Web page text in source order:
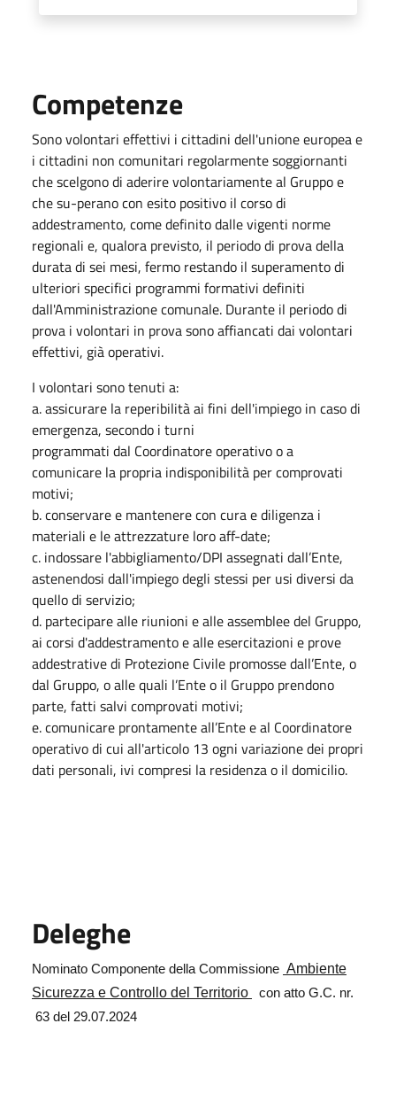
Competenze
Sono volontari effettivi i cittadini dell'unione europea e
i cittadini non comunitari regolarmente soggiornanti
che scelgono di aderire volontariamente al Gruppo e
che su-perano con esito positivo il corso di
addestramento, come definito dalle vigenti norme
regionali e, qualora previsto, il periodo di prova della
durata di sei mesi, fermo restando il superamento di
ulteriori specifici programmi formativi definiti
dall'Amministrazione comunale. Durante il periodo di
prova i volontari in prova sono affiancati dai volontari
effettivi, già operativi.
I volontari sono tenuti a:
a. assicurare la reperibilità ai fini dell'impiego in caso di
emergenza, secondo i turni
programmati dal Coordinatore operativo o a
comunicare la propria indisponibilità per comprovati
motivi;
b. conservare e mantenere con cura e diligenza i
materiali e le attrezzature loro aff-date;
c. indossare l'abbigliamento/DPI assegnati dall’Ente,
astenendosi dall'impiego degli stessi per usi diversi da
quello di servizio;
d. partecipare alle riunioni e alle assemblee del Gruppo,
ai corsi d'addestramento e alle esercitazioni e prove
addestrative di Protezione Civile promosse dall’Ente, o
dal Gruppo, o alle quali l’Ente o il Gruppo prendono
parte, fatti salvi comprovati motivi;
e. comunicare prontamente all’Ente e al Coordinatore
operativo di cui all'articolo 13 ogni variazione dei propri
dati personali, ivi compresi la residenza o il domicilio.
Deleghe
Nominato Componente della Commissione Ambiente
Sicurezza e Controllo del Territorio
con atto G.C. nr.
63 del 29.07.2024